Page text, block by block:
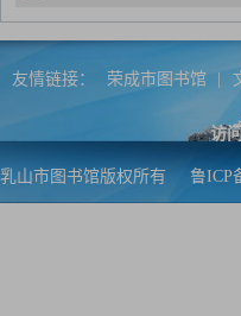
友情链接： 荣成市图书馆
访
乳山市图书馆版权所有 鲁ICP